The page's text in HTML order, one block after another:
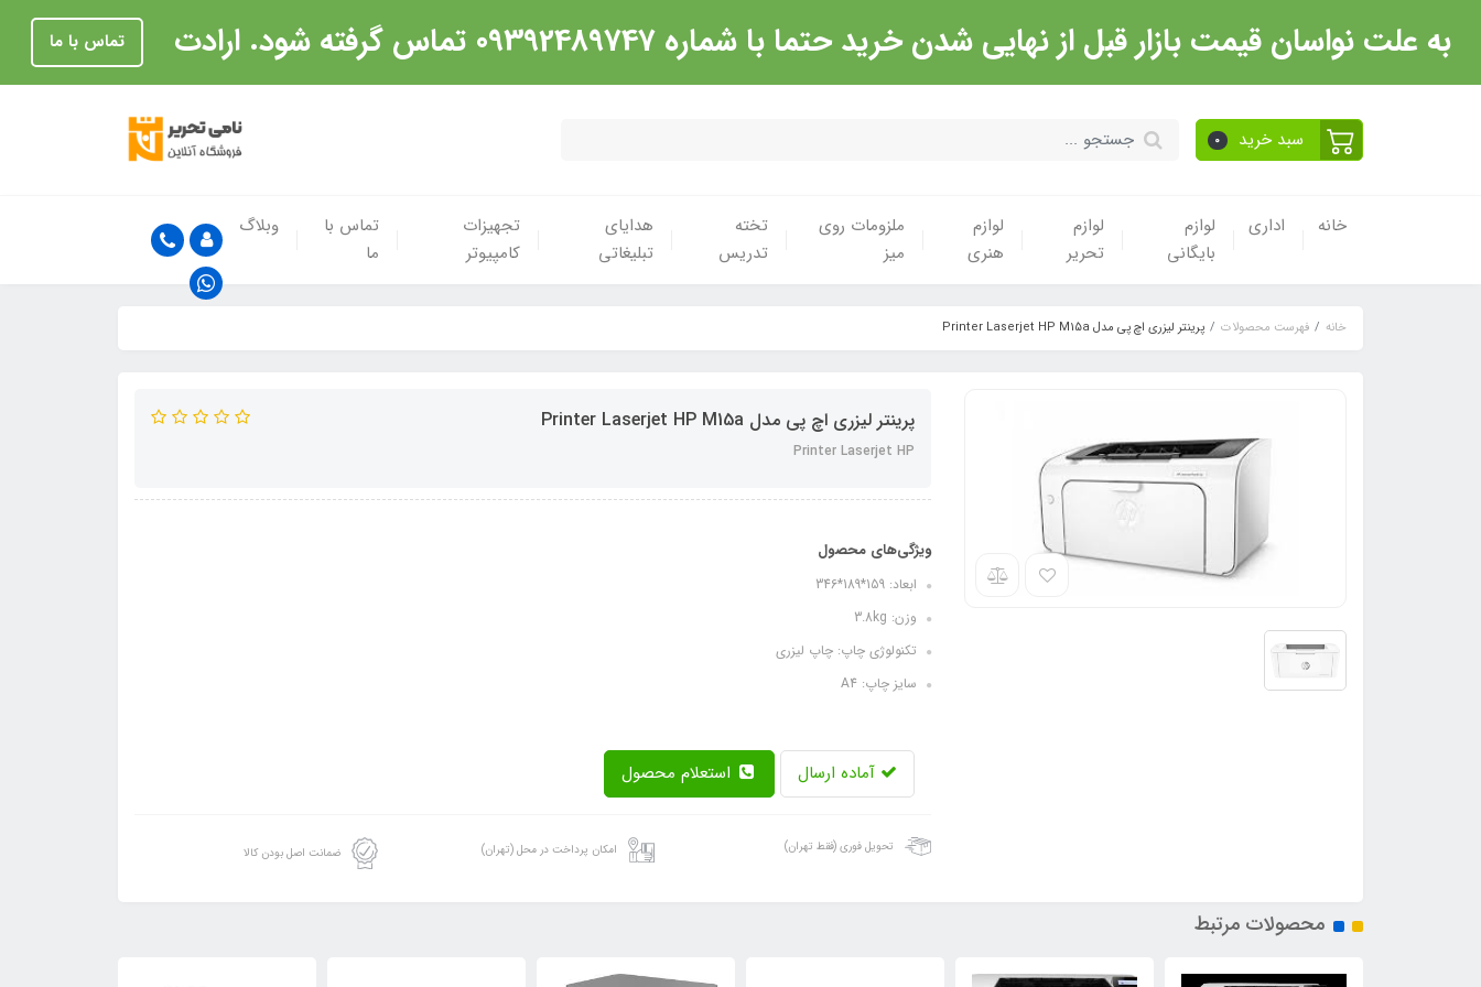
به علت نواسان قیمت بازار قبل از نهایی شدن خرید حتما با شماره 09392489747 تماس گرفته شود. ارادت تماس با ما
سبد خرید 0
خانه اداری
لوازم
بایگانی
لوازم
تحریر
لوازم
هنری
ملزومات روی
میز
تخته
تدریس
هدایای
تبلیغاتی
تجهیزات
کامپیوتر
تماس با
ما
وبلاگ
خانه فهرست محصولات پرینتر لیزری اچ پی مدل Printer Laserjet HP M15a
پرینتر لیزری اچ پی مدل Printer Laserjet HP M15a
Printer Laserjet HP
ویژگی‌های محصول
ابعاد: 159*189*346
وزن: 3.8kg
تکنولوژی چاپ: چاپ لیزری
سایز چاپ: A4
آماده ارسال
تحویل فوری (فقط تهران) امکان پرداخت در محل (تهران) ضمانت اصل بودن کالا
محصولات مرتبط